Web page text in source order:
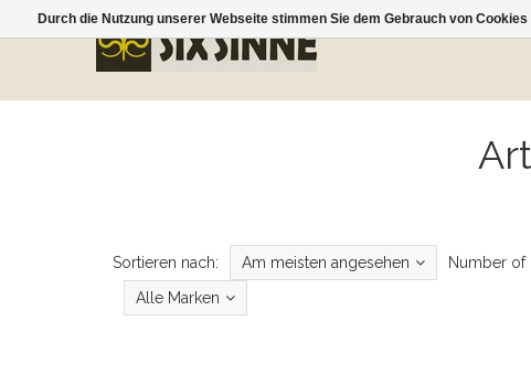
Sortieren nach: Am meisten angesehen Number of
Alle Marken
Durch die Nutzung unserer Webseite stimmen Sie dem Gebrauch von